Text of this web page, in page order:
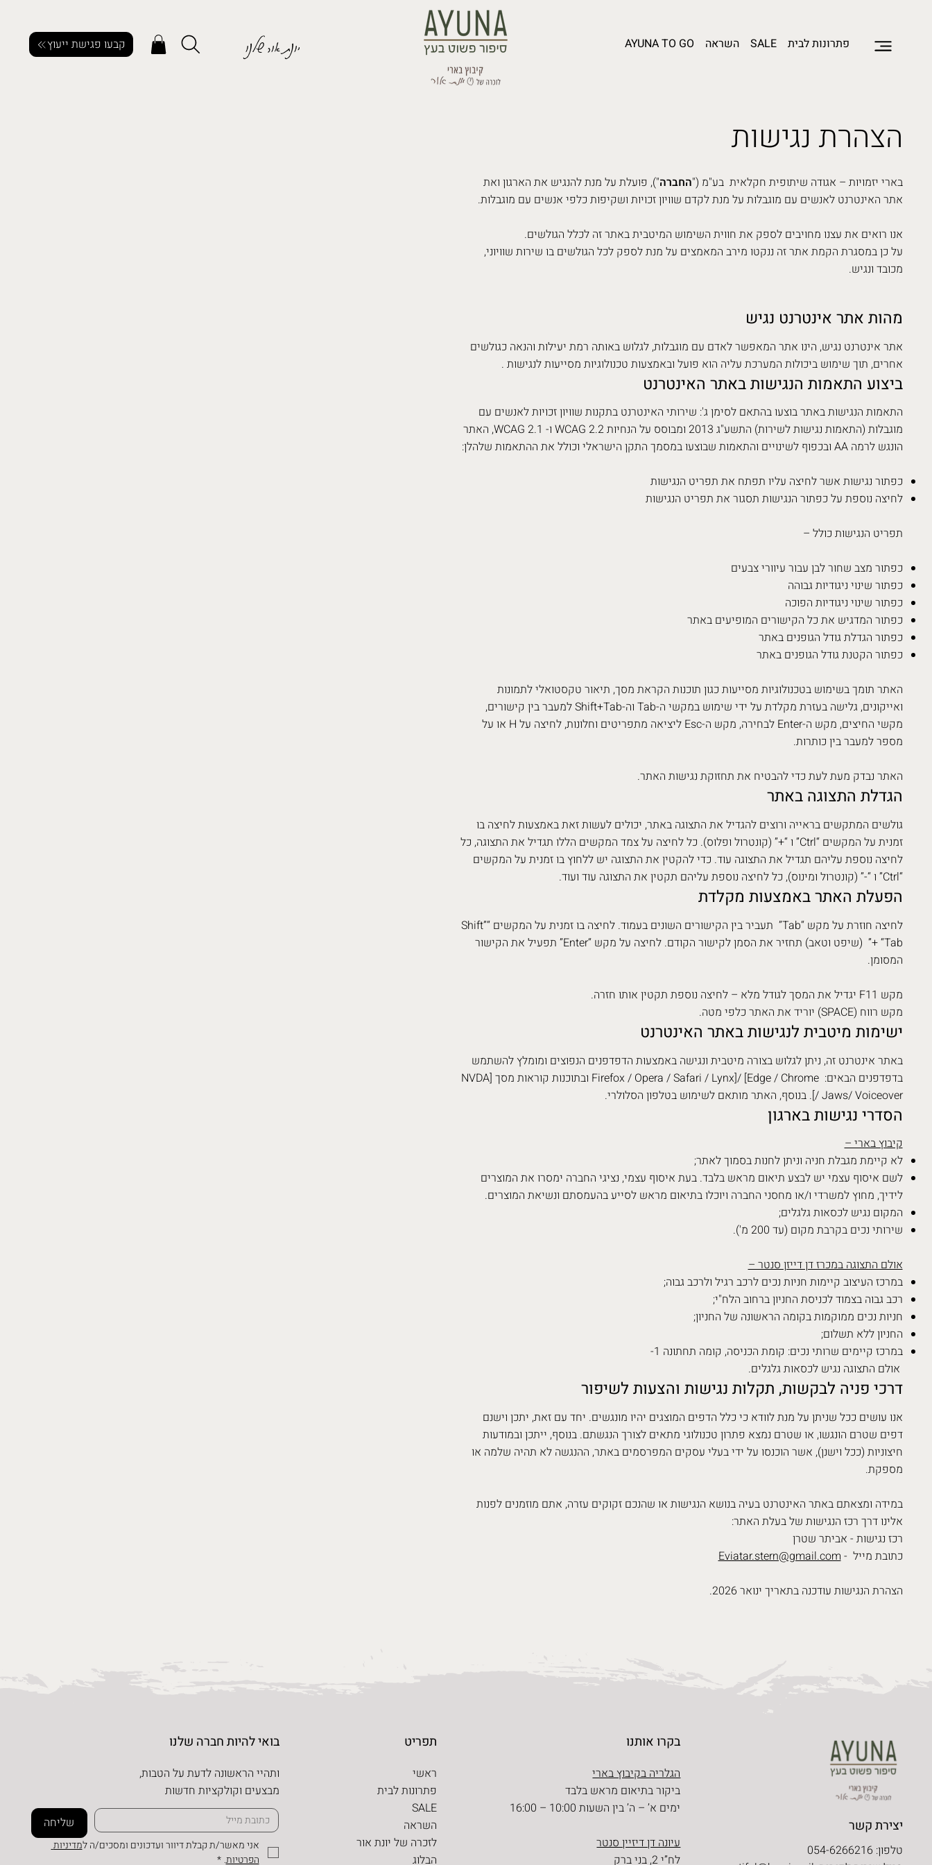
פתרונות לבית SALE השראה AYUNA TO GO יונת אור שלנו קבעו פגישת ייעוץ
הצהרת נגישות
בארי יזמויות – אגודה שיתופית חקלאית בע"מ ("החברה"), פועלת על מנת להנגיש את הארגון ואת
אתר האינטרנט לאנשים עם מוגבלות על מנת לקדם שוויון זכויות ושקיפות כלפי אנשים עם מוגבלות.
אנו רואים את עצנו מחויבים לספק את חווית השימוש המיטבית באתר זה לכלל הגולשים.
על כן במסגרת הקמת אתר זה ננקטו מירב המאמצים על מנת לספק לכל הגולשים בו שירות שוויוני,
מכובד ונגיש.
מהות אתר אינטרנט נגיש
אתר אינטרנט נגיש, הינו אתר המאפשר לאדם עם מוגבלות, לגלוש באותה רמת יעילות והנאה כגולשים
אחרים, תוך שימוש ביכולות המערכת עליה הוא פועל ובאמצעות טכנולוגיות מסייעות לנגישות .
ביצוע התאמות הנגישות באתר האינטרנט
התאמות הנגישות באתר בוצעו בהתאם לסימן ג': שירותי האינטרנט בתקנות שוויון זכויות לאנשים עם
מוגבלות (התאמות נגישות לשירות) התשע"ג 2013 ומבוסס על הנחיות WCAG 2.2 ו- WCAG 2.1, האתר
הונגש לרמה AA ובכפוף לשינויים והתאמות שבוצעו במסמך התקן הישראלי וכולל את ההתאמות שלהלן:
כפתור נגישות אשר לחיצה עליו תפתח את תפריט הנגישות
לחיצה נוספת על כפתור הנגישות תסגור את תפריט הנגישות
תפריט הנגישות כולל –
כפתור מצב שחור לבן עבור עיוורי צבעים
כפתור שינוי ניגודיות גבוהה
כפתור שינוי ניגודיות הפוכה
כפתור המדגיש את כל הקישורים המופיעים באתר
כפתור הגדלת גודל הגופנים באתר
כפתור הקטנת גודל הגופנים באתר
האתר תומך בשימוש בטכנולוגיות מסייעות כגון תוכנות הקראת מסך, תיאור טקסטואלי לתמונות
ואייקונים, גלישה בעזרת מקלדת על ידי שימוש במקשי ה-Tab וה-Shift+Tab למעבר בין קישורים,
מקשי החיצים, מקש ה-Enter לבחירה, מקש ה-Esc ליציאה מתפריטים וחלונות, לחיצה על H או על
מספר למעבר בין כותרות.
האתר נבדק מעת לעת כדי להבטיח את תחזוקת נגישות האתר.
הגדלת התצוגה באתר
גולשים המתקשים בראייה ורוצים להגדיל את התצוגה באתר, יכולים לעשות זאת באמצעות לחיצה בו
זמנית על המקשים “Ctrl” ו “+” (קונטרול ופלוס). כל לחיצה על צמד המקשים הללו תגדיל את התצוגה, כל
לחיצה נוספת עליהם תגדיל את התצוגה עוד. כדי להקטין את התצוגה יש ללחוץ בו זמנית על המקשים
“Ctrl” ו “-” (קונטרול ומינוס), כל לחיצה נוספת עליהם תקטין את התצוגה עוד ועוד.
הפעלת האתר באמצעות מקלדת
לחיצה חוזרת על מקש “Tab” תעביר בין הקישורים השונים בעמוד. לחיצה בו זמנית על המקשים “Shift”
+ “Tab” (שיפט וטאב) תחזיר את הסמן לקישור הקודם. לחיצה על מקש “Enter” תפעיל את הקישור
המסומן.
מקש F11 יגדיל את המסך לגודל מלא – לחיצה נוספת תקטין אותו חזרה.
מקש רווח (SPACE) יוריד את האתר כלפי מטה.
ישימות מיטבית לנגישות באתר האינטרנט
באתר אינטרנט זה, ניתן לגלוש בצורה מיטבית ונגישה באמצעות הדפדפנים הנפוצים ומומלץ להשתמש
בדפדפנים הבאים: Firefox / Opera / Safari / Lynx]/ [Edge / Chrome ובתוכנות קוראות מסך [NVDA
/ Jaws/ Voiceover]. בנוסף, האתר מותאם לשימוש בטלפון הסלולרי.
הסדרי נגישות בארגון
קיבוץ בארי –
לא קיימת מגבלת חניה וניתן לחנות בסמוך לאתר;
לשם איסוף עצמי יש לבצע תיאום מראש בלבד. בעת איסוף עצמי, נציגי החברה ימסרו את המוצרים
לידיך, מחוץ למשרדי ו/או מחסני החברה ויוכלו בתיאום מראש לסייע בהעמסתם ונשיאת המוצרים.
המקום נגיש לכסאות גלגלים;
שירותי נכים בקרבת מקום (עד 200 מ').
אולם התצוגה במכרז דן דייזן סנטר –
במרכז העיצוב קיימות חניות נכים לרכב רגיל ולרכב גבוה;
רכב גבוה בצמוד לכניסת החניון ברחוב הלח"י;
חניות נכים ממוקמות בקומה הראשונה של החניון;
החניון ללא תשלום;
במרכז קיימים שרותי נכים: קומת הכניסה, קומה תחתונה 1-
אולם התצוגה נגיש לכסאות גלגלים.
דרכי פניה לבקשות, תקלות נגישות והצעות לשיפור
אנו עושים ככל שניתן על מנת לוודא כי כלל הדפים המוצגים יהיו מונגשים. יחד עם זאת, יתכן וישנם
דפים שטרם הונגשו, או שטרם נמצא פתרון טכנולוגי מתאים לצורך הנגשתם. בנוסף, ייתכן ובמודעות
חיצוניות (ככל וישנן), אשר הוכנסו על ידי בעלי עסקים המפרסמים באתר, ההנגשה לא תהיה שלמה או
מספקת.
במידה ומצאתם באתר האינטרנט בעיה בנושא הנגישות או שהנכם זקוקים עזרה, אתם מוזמנים לפנות
אלינו דרך רכז הנגישות של בעלת האתר:
רכז נגישות - אביתר שטרן
כתובת מייל -Eviatar.stern@gmail.com
הצהרת הנגישות עודכנה בתאריך ינואר 2026.
בקרו אותנו
הגלריה בקיבוץ בארי
ביקור בתיאום מראש בלבד
ימים א’ – ה’ בין השעות 10:00 – 16:00
עיונה דן דיזיין סנטר
לח”י 2, בני ברק
תפריט
ראשי
פתרונות לבית
SALE
השראה
לזכרה של יונת אור
הבלוג
בואי להיות חברה שלנו
ותהיי הראשונה לדעת על הטבות,
מבצעים וקולקציות חדשות
שליחה
אני מאשר/ת קבלת דיוור ועדכונים ומסכים/ה ל
הפרטיות.
*
יצירת קשר
טלפון: 054-6266216